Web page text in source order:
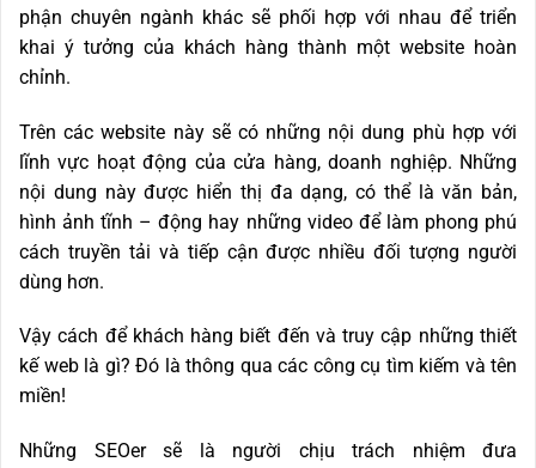
phận chuyên ngành khác sẽ phối hợp với nhau để triển
khai ý tưởng của khách hàng thành một website hoàn
chỉnh.
Trên các website này sẽ có những nội dung phù hợp với
lĩnh vực hoạt động của cửa hàng, doanh nghiệp. Những
nội dung này được hiển thị đa dạng, có thể là văn bản,
hình ảnh tĩnh – động hay những video để làm phong phú
cách truyền tải và tiếp cận được nhiều đối tượng người
dùng hơn.
Vậy cách để khách hàng biết đến và truy cập những thiết
kế web là gì? Đó là thông qua các công cụ tìm kiếm và tên
miền!
Những SEOer sẽ là người chịu trách nhiệm đưa